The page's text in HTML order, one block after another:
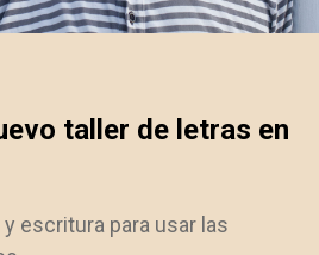
taller de letras en
escritura para usar las